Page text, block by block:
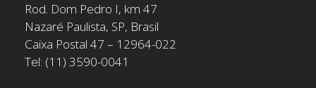
Rod. Dom Pedro I, km 47
Nazaré Paulista, SP, Brasil
Caixa Postal 47 – 12964-022
Tel: (11) 3590-0041